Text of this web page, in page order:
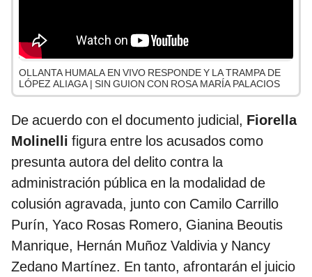
OLLANTA HUMALA EN VIVO RESPONDE Y LA TRAMPA DE
LÓPEZ ALIAGA | SIN GUION CON ROSA MARÍA PALACIOS
De acuerdo con el documento judicial, Fiorella
Molinelli figura entre los acusados como
presunta autora del delito contra la
administración pública en la modalidad de
colusión agravada, junto con Camilo Carrillo
Purín, Yaco Rosas Romero, Gianina Beoutis
Manrique, Hernán Muñoz Valdivia y Nancy
Zedano Martínez. En tanto, afrontarán el juicio